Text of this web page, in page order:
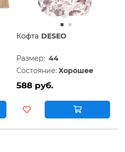
Кофта DESEO
Размер: 44
Состояние: Хорошее
588 руб.